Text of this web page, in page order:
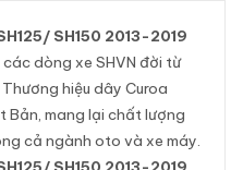
SH150 2013-2019
dòng xe SHVN đời từ
hiệu dây Curoa
Bản, mang lại chất lượng
cả ngành oto và xe máy.